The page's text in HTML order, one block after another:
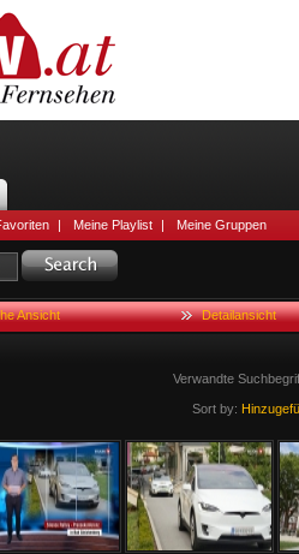
| Meine Playlist | Meine Gruppen
Ansicht Detailansicht
Verwandte
Sort by: